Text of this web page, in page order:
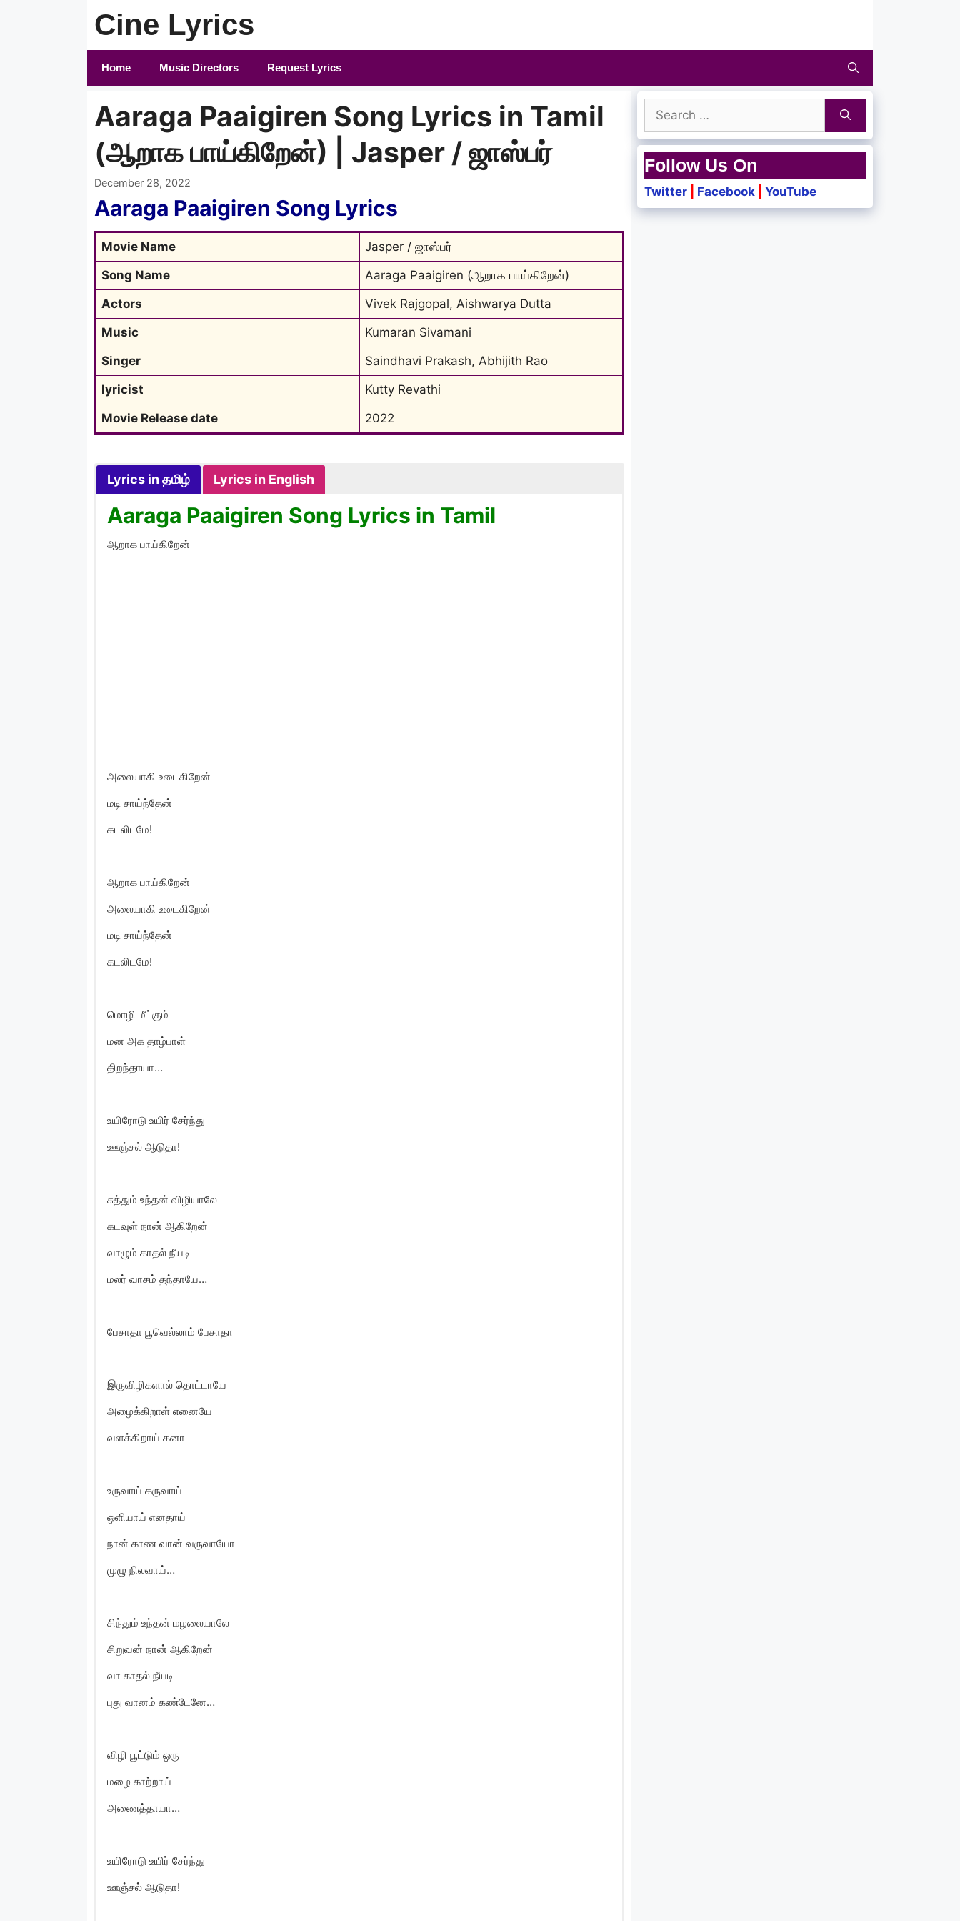
Cine Lyrics
Home Music Directors Request Lyrics
Aaraga Paaigiren Song Lyrics in Tamil
(ஆறாக பாய்கிறேன்) | Jasper / ஜாஸ்பர்
December 28, 2022
Aaraga Paaigiren Song Lyrics
Movie Name
Jasper / ஜாஸ்பர்
Song Name
Aaraga Paaigiren (ஆறாக பாய்கிறேன்)
Actors
Vivek Rajgopal, Aishwarya Dutta
Music
Kumaran Sivamani
Singer
Saindhavi Prakash, Abhijith Rao
lyricist
Kutty Revathi
Movie Release date
2022
Lyrics in தமிழ் Lyrics in English
Aaraga Paaigiren Song Lyrics in Tamil
ஆறாக பாய்கிறேன்
அலையாகி உடைகிறேன்
மடி சாய்ந்தேன்
கடலிடமே!
ஆறாக பாய்கிறேன்
அலையாகி உடைகிறேன்
மடி சாய்ந்தேன்
கடலிடமே!
மொழி மீட்கும்
மன அக தாழ்பாள்
திறந்தாயா…
உயிராேடு உயிர் சேர்ந்து
ஊஞ்சல் ஆடுதா!
சுத்தும் உந்தன் விழியாலே
கடவுள் நான் ஆகிறேன்
வாழும் காதல் நீயடி
மலர் வாசம் தந்தாயே…
பேசாதா பூவெல்லாம் பேசாதா
இருவிழிகளால் தொட்டாயே
அழைக்கிறாள் எனையே
வளக்கிறாய் கனா
உருவாய் கருவாய்
ஒளியாய் எனதாய்
நான் காண வான் வருவாயோ
முழு நிலவாய்…
சிந்தும் உந்தன் மழலையாலே
சிறுவன் நான் ஆகிறேன்
வா காதல் நீயடி
புது வானம் கண்டேனே…
விழி பூட்டும் ஒரு
மழை காற்றாய்
அணைத்தாயா…
உயிரோடு உயிர் சேர்ந்து
ஊஞ்சல் ஆடுதா!
Search
for:
Follow Us On
Twitter Facebook YouTube